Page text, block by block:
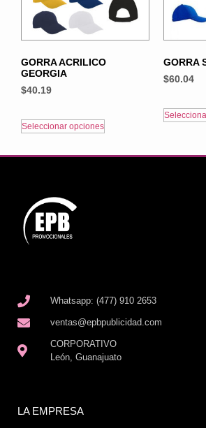
GORRA ACRILICO
GEORGIA
$40.19
Seleccionar opciones
GORRA
$60.04
Whatsapp: (477) 910 2653
ventas@epbpublicidad.com
CORPORATIVO
León, Guanajuato
LA EMPRESA